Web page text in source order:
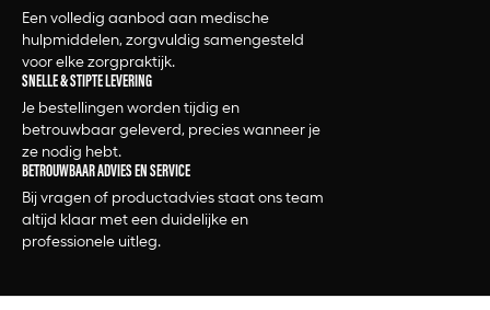
Een volledig aanbod aan medische
hulpmiddelen, zorgvuldig samengesteld
voor elke zorgpraktijk.
SNELLE & STIPTE LEVERING
Je bestellingen worden tijdig en
betrouwbaar geleverd, precies wanneer je
ze nodig hebt.
BETROUWBAAR ADVIES EN SERVICE
Bij vragen of productadvies staat ons team
altijd klaar met een duidelijke en
professionele uitleg.